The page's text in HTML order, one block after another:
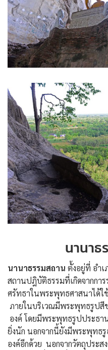
นานาธ
นานาธรรมสถาน ตั้งอยู่ที่ อำ
สถานปฎิบัติธรรมที่เกิดจากกา
ศรัทธาในพระพุทธศาสนาได้
ภายในบริเวณมีพระพุทธรูปสี
องค์ โดยมีพระพุทธรูปประธา
ยิ่งนัก นอกจากนี้ยังมีพระพุทธรู
องค์อีกด้วย นอกจากวัตถุประ